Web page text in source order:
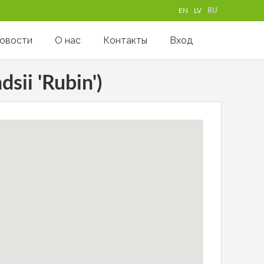
EN LV RU
О нас Контакты Вход
'Rubin')